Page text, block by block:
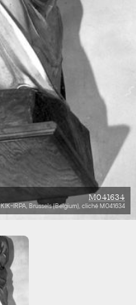
M041634
KIK-IRPA, Brussels (Belgium), cliché M041634